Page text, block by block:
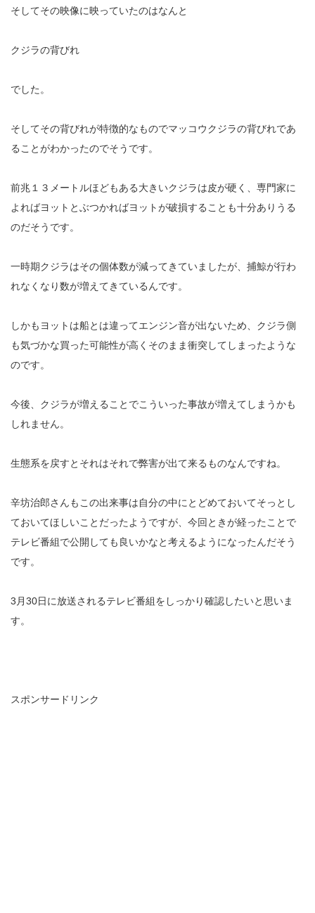
そしてその映像に映っていたのはなんと
クジラの背びれ
でした。
そしてその背びれが特徴的なものでマッコウクジラの背びれであ
ることがわかったのでそうです。
前兆１３メートルほどもある大きいクジラは皮が硬く、専門家に
よればヨットとぶつかればヨットが破損することも十分ありうる
のだそうです。
一時期クジラはその個体数が減ってきていましたが、捕鯨が行わ
れなくなり数が増えてきているんです。
しかもヨットは船とは違ってエンジン音が出ないため、クジラ側
も気づかな買った可能性が高くそのまま衝突してしまったような
のです。
今後、クジラが増えることでこういった事故が増えてしまうかも
しれません。
生態系を戻すとそれはそれで弊害が出て来るものなんですね。
辛坊治郎さんもこの出来事は自分の中にとどめておいてそっとし
ておいてほしいことだったようですが、今回ときが経ったことで
テレビ番組で公開しても良いかなと考えるようになったんだそう
です。
3月30日に放送されるテレビ番組をしっかり確認したいと思いま
す。
スポンサードリンク